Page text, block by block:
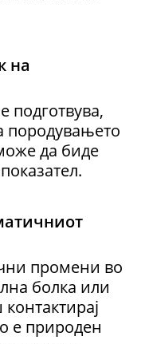
на
подготвува,
породувањето
да биде
промени во
болка или
е природен